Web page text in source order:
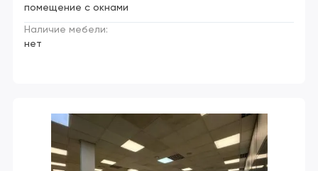
помещение с окнами
Наличие мебели:
нет